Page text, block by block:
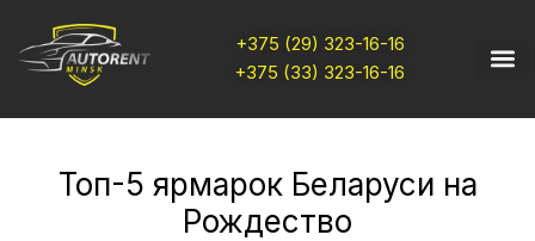
+375 (29) 323-16-16
+375 (33) 323-16-16
Топ-5 ярмарок Беларуси на
Рождество